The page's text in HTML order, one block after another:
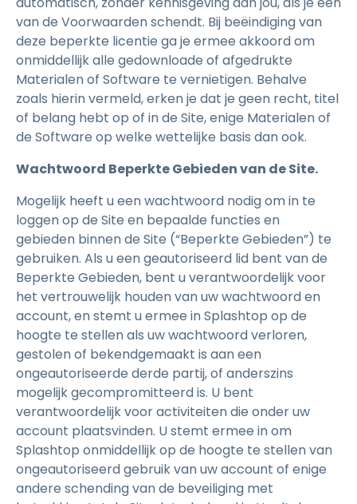
van de Voorwaarden schendt. Bij beëindiging van
deze beperkte licentie ga je ermee akkoord om
onmiddellijk alle gedownloade of afgedrukte
Materialen of Software te vernietigen. Behalve
zoals hierin vermeld, erken je dat je geen recht, titel
of belang hebt op of in de Site, enige Materialen of
de Software op welke wettelijke basis dan ook.
Wachtwoord Beperkte Gebieden van de Site.
Mogelijk heeft u een wachtwoord nodig om in te
loggen op de Site en bepaalde functies en
gebieden binnen de Site (“Beperkte Gebieden”) te
gebruiken. Als u een geautoriseerd lid bent van de
Beperkte Gebieden, bent u verantwoordelijk voor
het vertrouwelijk houden van uw wachtwoord en
account, en stemt u ermee in Splashtop op de
hoogte te stellen als uw wachtwoord verloren,
gestolen of bekendgemaakt is aan een
ongeautoriseerde derde partij, of anderszins
mogelijk gecompromitteerd is. U bent
verantwoordelijk voor activiteiten die onder uw
account plaatsvinden. U stemt ermee in om
Splashtop onmiddellijk op de hoogte te stellen van
ongeautoriseerd gebruik van uw account of enige
andere schending van de beveiliging met